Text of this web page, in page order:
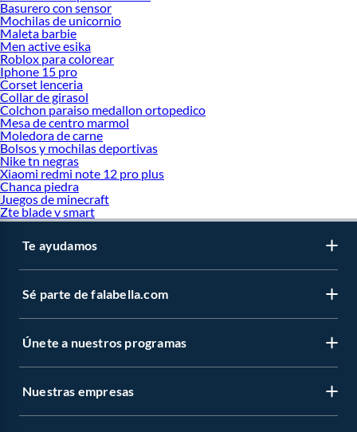
Basurero con sensor
Mochilas de unicornio
Maleta barbie
Men active esika
Roblox para colorear
Iphone 15 pro
Corset lenceria
Collar de girasol
Colchon paraiso medallon ortopedico
Mesa de centro marmol
Moledora de carne
Bolsos y mochilas deportivas
Nike tn negras
Xiaomi redmi note 12 pro plus
Chanca piedra
Juegos de minecraft
Zte blade v smart
Te ayudamos
Sé parte de falabella.com
Únete a nuestros programas
Nuestras empresas